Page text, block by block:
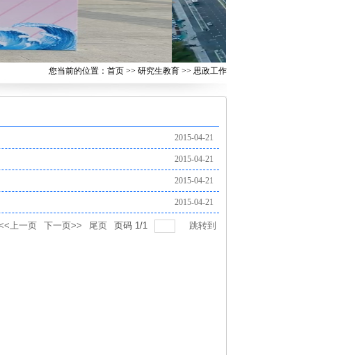
您当前的位置： 首页 >> 研究生教育 >> 思政工作
2015-04-21
2015-04-21
2015-04-21
2015-04-21
上一页 下一页>> 尾页 页码 1/1 跳转到